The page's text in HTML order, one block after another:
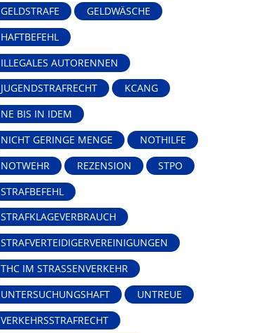
GELDSTRAFE
GELDWÄSCHE
HAFTBEFEHL
ILLEGALES AUTORENNEN
JUGENDSTRAFRECHT
KCANG
NE BIS IN IDEM
NICHT GERINGE MENGE
NOTHILFE
NOTWEHR
REZENSION
STPO
STRAFBEFEHL
STRAFKLAGEVERBRAUCH
STRAFVERTEIDIGERVEREINIGUNGEN
THC IM STRASSENVERKEHR
UNTERSUCHUNGSHAFT
UNTREUE
VERKEHRSSTRAFRECHT